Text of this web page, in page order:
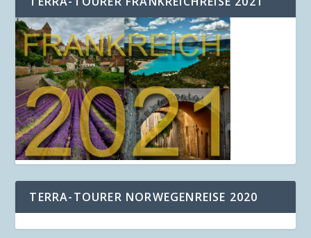
TERRA-TOURER NORWEGENREISE 2020